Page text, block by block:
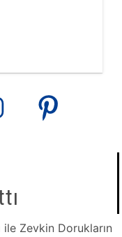
ile Zevkin Dorukların